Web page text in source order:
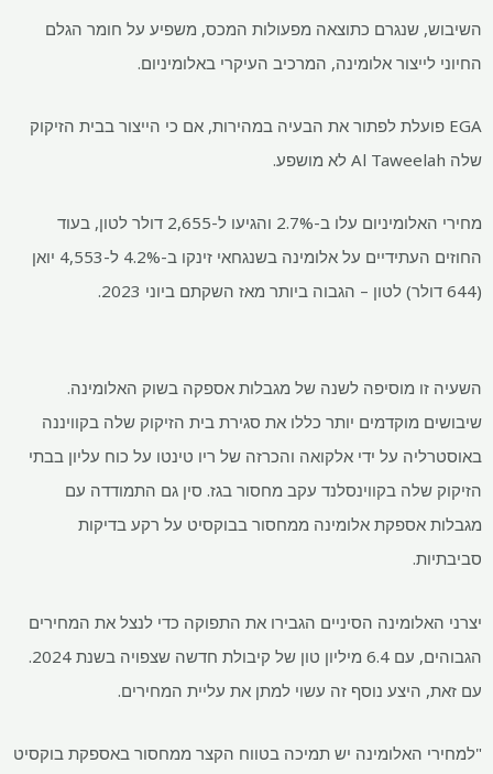
השיבוש, שנגרם כתוצאה מפעולות המכס, משפיע על חומר הגלם
החיוני לייצור אלומינה, המרכיב העיקרי באלומיניום.
EGA פועלת לפתור את הבעיה במהירות, אם כי הייצור בבית הזיקוק
שלה Al Taweelah לא מושפע.
מחירי האלומיניום עלו ב-2.7% והגיעו ל-2,655 דולר לטון, בעוד
החוזים העתידיים על אלומינה בשנגחאי זינקו ב-4.2% ל-4,553 יואן
(644 דולר) לטון – הגבוה ביותר מאז השקתם ביוני 2023.
השעיה זו מוסיפה לשנה של מגבלות אספקה ​​בשוק האלומינה.
שיבושים מוקדמים יותר כללו את סגירת בית הזיקוק שלה בקוויננה
באוסטרליה על ידי אלקואה והכרזה של ריו טינטו על כוח עליון בבתי
הזיקוק שלה בקווינסלנד עקב מחסור בגז. סין גם התמודדה עם
מגבלות אספקת אלומינה ממחסור בבוקסיט על רקע בדיקות
סביבתיות.
יצרני האלומינה הסיניים הגבירו את התפוקה כדי לנצל את המחירים
הגבוהים, עם 6.4 מיליון טון של קיבולת חדשה שצפויה בשנת 2024.
עם זאת, היצע נוסף זה עשוי למתן את עליית המחירים.
"למחירי האלומינה יש תמיכה בטווח הקצר ממחסור באספקת בוקסיט